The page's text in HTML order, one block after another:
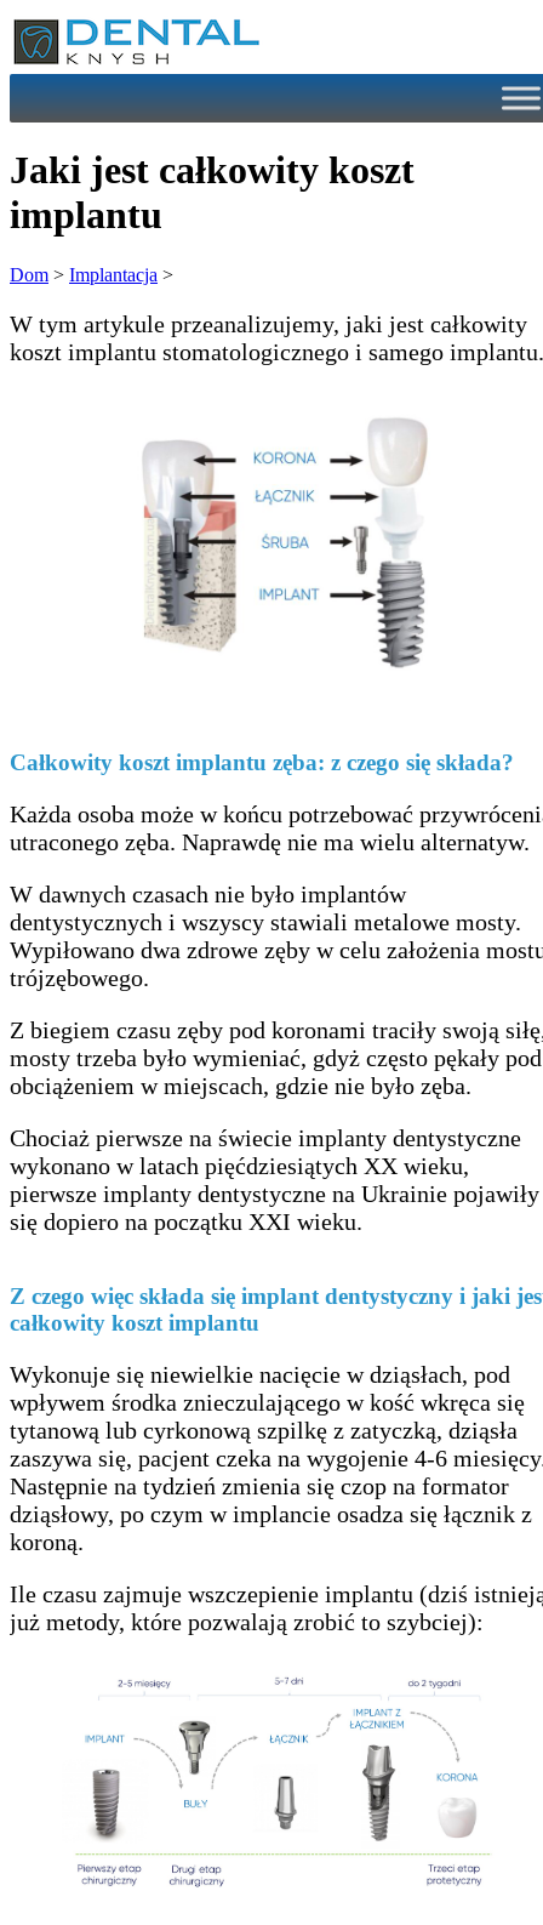
Przejdź
do
treści
Jaki jest całkowity koszt
implantu
Dom > Implantacja >
W tym artykule przeanalizujemy, jaki jest całkowity
koszt implantu stomatologicznego i samego implantu.
Całkowity koszt implantu zęba: z czego się składa?
Każda osoba może w końcu potrzebować
utraconego zęba. Naprawdę nie ma wielu alternatyw.
W dawnych czasach nie było implantów
dentystycznych i wszyscy stawiali metalowe mosty.
Wypiłowano dwa zdrowe zęby w celu założenia
trójzębowego.
Z biegiem czasu zęby pod koronami traciły swoją
mosty trzeba było wymieniać, gdyż często pękały pod
obciążeniem w miejscach, gdzie nie było zęba.
Chociaż pierwsze na świecie implanty dentystyczne
wykonano w latach pięćdziesiątych XX wieku,
pierwsze implanty dentystyczne na Ukrainie pojawiły
się dopiero na początku XXI wieku.
Z czego więc składa się implant dentystyczny i jaki
całkowity koszt implantu
Wykonuje się niewielkie nacięcie w dziąsłach, pod
wpływem środka znieczulającego w kość wkręca się
tytanową lub cyrkonową szpilkę z zatyczką, dziąsła
zaszywa się, pacjent czeka na wygojenie 4-6
Następnie na tydzień zmienia się czop na formator
dziąsłowy, po czym w implancie osadza się łącznik z
koroną.
Ile czasu zajmuje wszczepienie implantu (dziś
już metody, które pozwalają zrobić to szybciej):